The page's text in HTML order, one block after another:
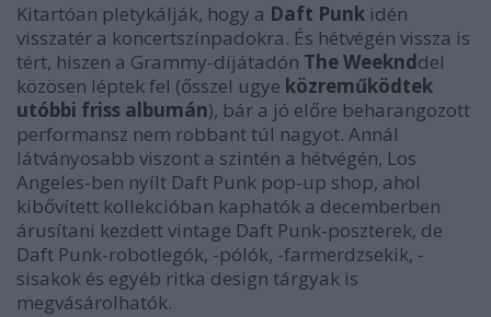
Kitartóan pletykálják, hogy a Daft Punk idén
visszatér a koncertszínpadokra. És hétvégén vissza is
tért, hiszen a Grammy-díjátadón The Weeknddel
közösen léptek fel (ősszel ugye közreműködtek
utóbbi friss albumán), bár a jó előre beharangozott
performansz nem robbant túl nagyot. Annál
látványosabb viszont a szintén a hétvégén, Los
Angeles-ben nyílt Daft Punk pop-up shop, ahol
kibővített kollekcióban kaphatók a decemberben
árusítani kezdett vintage Daft Punk-poszterek, de
Daft Punk-robotlegók, -pólók, -farmerdzsekik, -
sisakok és egyéb ritka design tárgyak is
megvásárolhatók.